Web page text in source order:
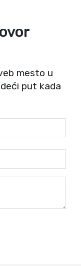
mesto u
put kada